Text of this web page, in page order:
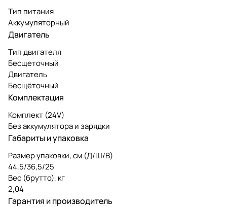
Тип питания
Аккумуляторный
Двигатель
Тип двигателя
Бесщеточный
Двигатель
Бесщёточный
Комплектация
Комплект (24V)
Без аккумулятора и зарядки
Габариты и упаковка
Размер упаковки, см (Д/Ш/В)
44,5/36,5/25
Вес (брутто), кг
2,04
Гарантия и производитель